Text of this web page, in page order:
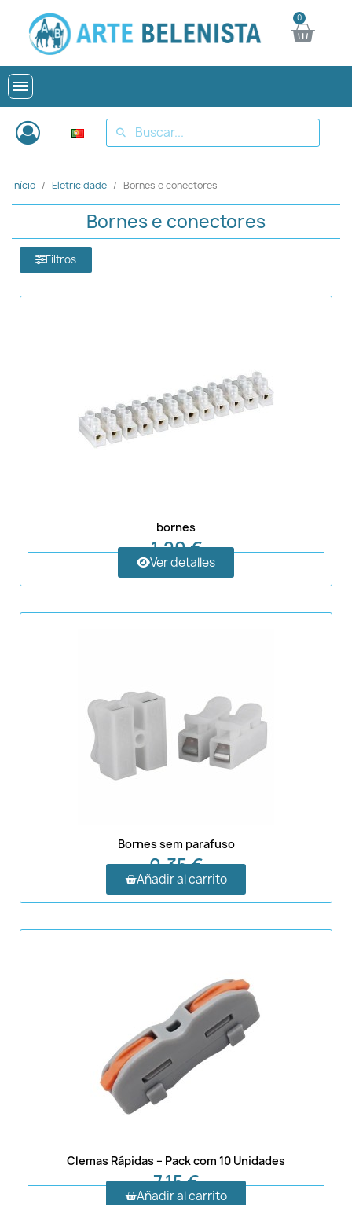
Início Eletricidade Bornes e conectores
Bornes e conectores
Filtros
bornes
1,20 €
Ver detalles
Bornes sem parafuso
0,35 €
Añadir al carrito
Clemas Rápidas – Pack com 10 Unidades
7,15 €
Añadir al carrito